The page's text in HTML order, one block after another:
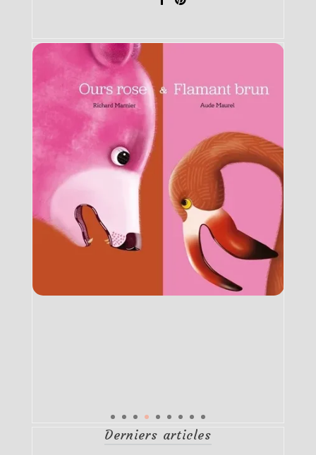
Derniers articles